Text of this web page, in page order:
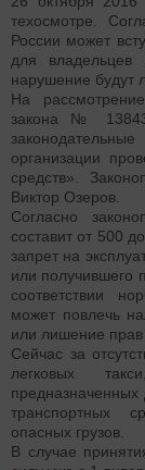
техосмотре.
России может
для владельцев
нарушение будут
На
закона №
организации
средств».
Виктор Озеров.
Согласно
составит от 500
запрет на
или получившего
соответствии
может повлечь
или лишение прав
Сейчас за
легковых
транспортных
опасных грузов.
В случае